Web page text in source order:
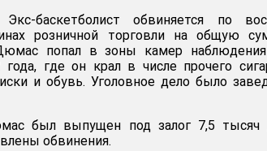
Экс-баскетболист обвиняется по
розничной торговли на общую
попал в зоны камер
где он крал в числе прочего
и обувь. Уголовное дело было
был выпущен под залог 7,5 тысяч
обвинения.